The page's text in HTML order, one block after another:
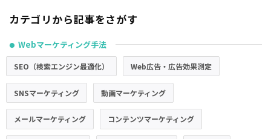
カテゴリから記事をさがす
● Webマーケティング手法
SEO（検索エンジン最適化） Web広告・広告効果測定
SNSマーケティング 動画マーケティング
メールマーケティング コンテンツマーケティング